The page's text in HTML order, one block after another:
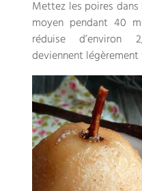
Mettez les poires
moyen pendant 40
réduise
deviennent